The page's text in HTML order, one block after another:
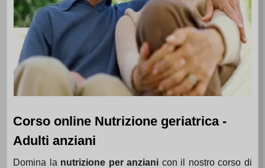
Corso online Nutrizione geriatrica -
Adulti anziani
Domina la nutrizione per anziani con il nostro corso di